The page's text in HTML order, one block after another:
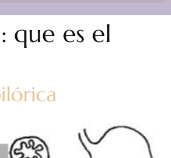
que es el